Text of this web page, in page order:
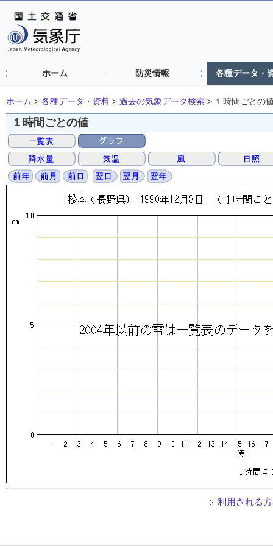
ホーム 防災情報 各種データ・
ホーム > 各種データ・資料 > 過去の気象データ検索 > １時間ごとの
１時間ごとの値
利用される